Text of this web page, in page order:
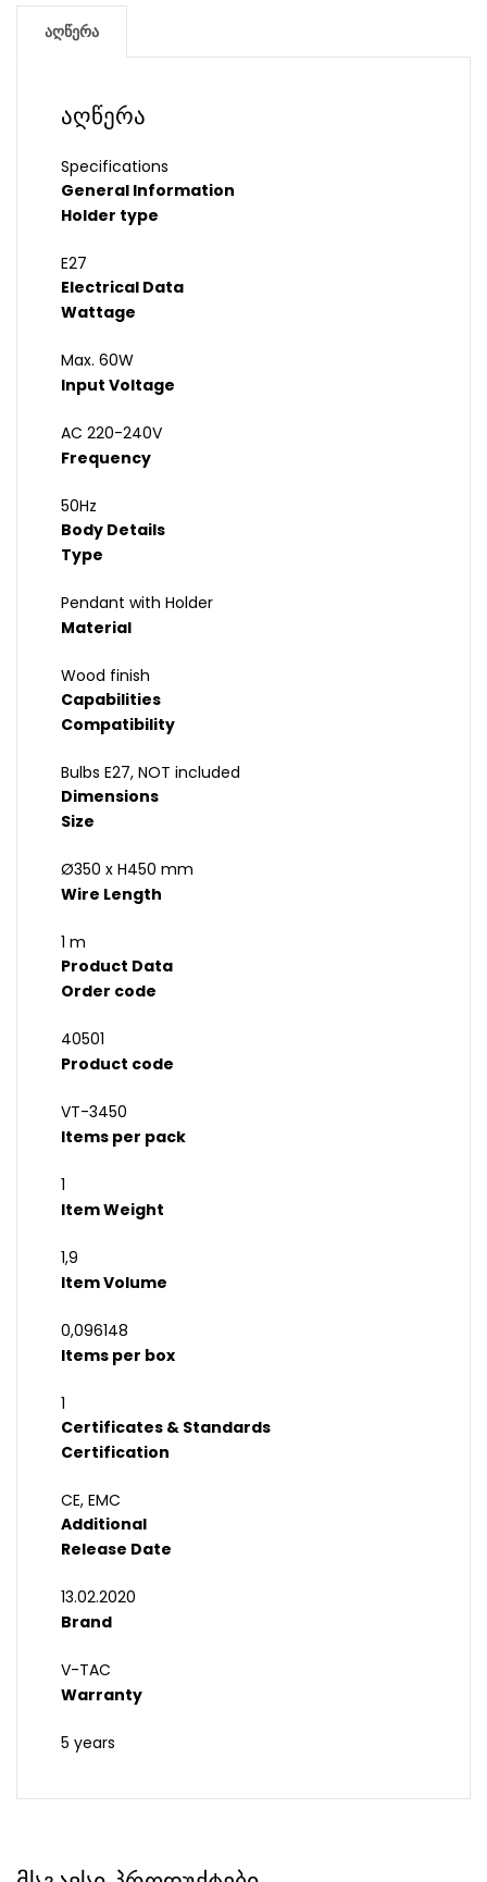
აღწერა
აღწერა
Specifications
General Information
Holder type
E27
Electrical Data
Wattage
Max. 60W
Input Voltage
AC 220-240V
Frequency
50Hz
Body Details
Type
Pendant with Holder
Material
Wood finish
Capabilities
Compatibility
Bulbs E27, NOT included
Dimensions
Size
Ø350 x H450 mm
Wire Length
1 m
Product Data
Order code
40501
Product code
VT-3450
Items per pack
1
Item Weight
1,9
Item Volume
0,096148
Items per box
1
Certificates & Standards
Certification
CE, EMC
Additional
Release Date
13.02.2020
Brand
V-TAC
Warranty
5 years